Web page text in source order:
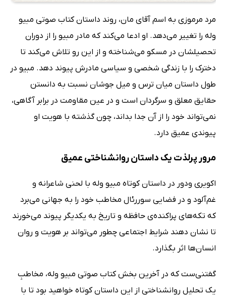
مرد مرموزی به اسم آقای مان، روند داستان کتاب صوتی مبیو
وله را تغییر می‌دهد. او ادعا می‌کند که مادر مبیو را از دوران
تحصیلشان در مسکو می‌شناخته و از این رو تلاش می‌کند تا
دخترک را با زندگی شخصی و سیاسی مادرش پیوند دهد. مبیو در
طول داستان میان ترس و میل جوشان نسبت به دانستن
حقایق معلق و سرگردان است و در عین مقاومت در برابر آگاهی،
نمی‌تواند خود را از آن جدا بداند، چون گذشته با هویت او
پیوندی عمیق دارد.
مرور پرلذت یک داستان روانشناختی عمیق
اکویری ودور در داستان کوتاه مبیو وله با لحنی شاعرانه و
غم‌آلود و در فضایی سوررئال مخاطب خود را به جهانی می‌برد
که تکه‌های پراکنده‌ی حافظه و تاریخ به یکدیگر پیوند می‌خورند
تا نشان دهند شرایط اجتماعی چطور می‌تواند بر هویت و روان
انسان‌ها اثر بگذارد.
گفتنی‌ست که در آخرین بخش کتاب صوتی مبیو وله، مخاطبِ
یک تحلیل روانشناختی از این داستان کوتاه خواهید بود تا با